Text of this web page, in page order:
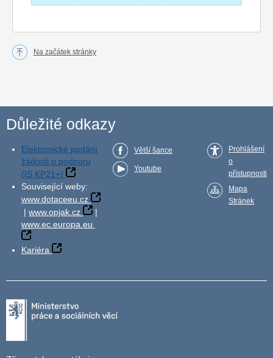
Na začátek stránky
Důležité odkazy
Elektronické podání
žádosti o podporu
(IS KP21+)
Související weby:
www.dotaceeu.cz
| www.opjak.cz
|
www.ec.europa.eu
Kariéra
Větší šance
Youtube
Prohlášení
o
přístupnosti
Mapa
Stránek